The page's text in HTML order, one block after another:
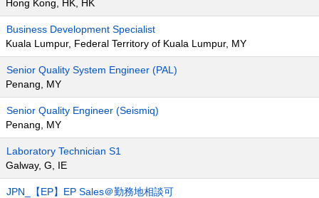
Hong Kong, HK, HK
Business Development Specialist
Kuala Lumpur, Federal Territory of Kuala Lumpur, MY
Senior Quality System Engineer (PAL)
Penang, MY
Senior Quality Engineer (Seismiq)
Penang, MY
Laboratory Technician S1
Galway, G, IE
JPN_【EP】EP Sales＠勤務地相談可